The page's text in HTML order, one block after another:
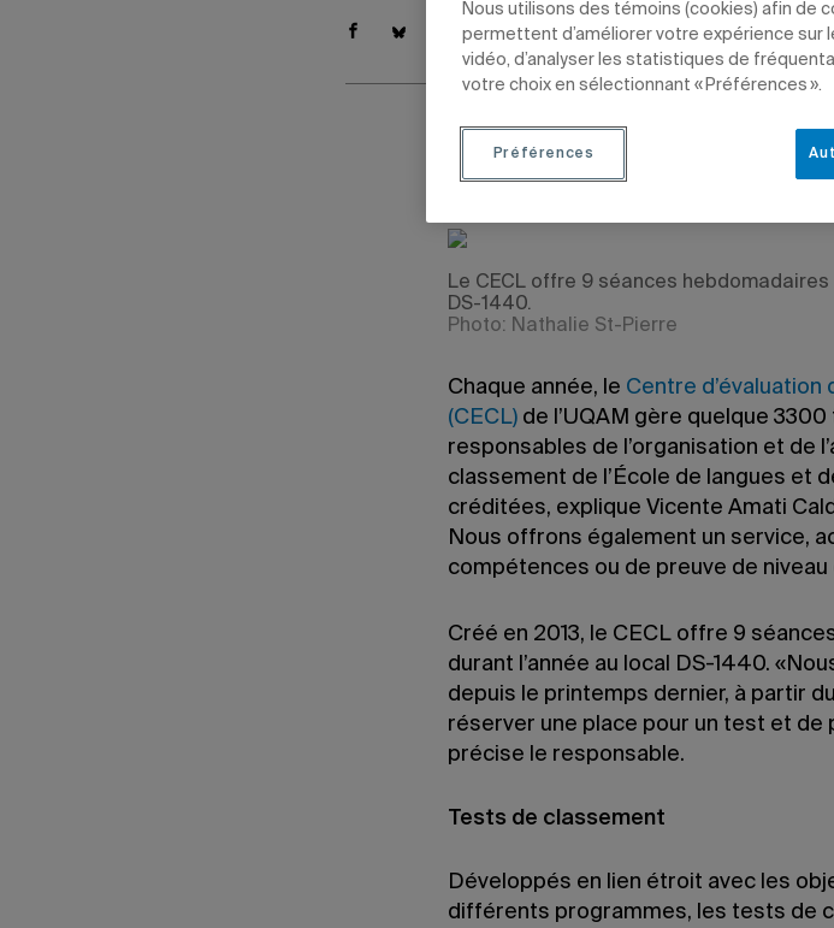
29 août 2019 à 9 h 08
Le CECL offre 9 séances
DS-1440.
Photo: Nathalie St-Pierre
Chaque année, le Centre
(CECL) de l’UQAM gère quelque
responsables de l’organisation et de
classement de l’École de langues et
créditées, explique Vicente Amati
Nous offrons également un service,
compétences ou de preuve de
Créé en 2013, le CECL offre 9
durant l’année au local DS-1440.
depuis le printemps dernier, à partir
réserver une place pour un test et de
précise le responsable.
Tests de classement
Développés en lien étroit avec les
différents programmes, les tests de
Nous utilisons des témoins (cookies) afin de
permettent d’améliorer votre expérience sur
vidéo, d’analyser les statistiques de
votre choix en sélectionnant « Préférences ».
Préférences